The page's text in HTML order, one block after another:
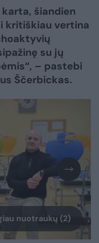
karta, šiandien
kritiškiau vertina
su jų
– pastebi
Ščerbickas.
nuotraukų (2)